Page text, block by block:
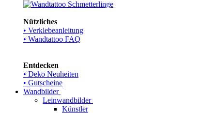
Nützliches
• Verklebeanleitung
• Wandtattoo FAQ
Entdecken
• Deko Neuheiten
• Gutscheine
Wandbilder
Leinwandbilder
Künstler